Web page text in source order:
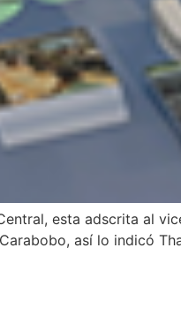
esta adscrita al
así lo indicó